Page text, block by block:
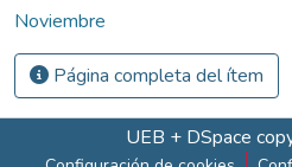
Noviembre
Página completa del ítem
UEB + DSpace